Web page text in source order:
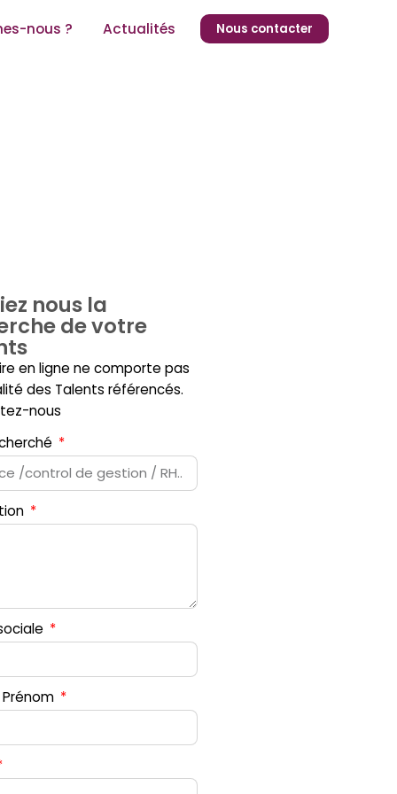
nous ? Actualités Nous contacter
nous la
de votre
en ligne ne comporte pas
des Talents référencés.
nous